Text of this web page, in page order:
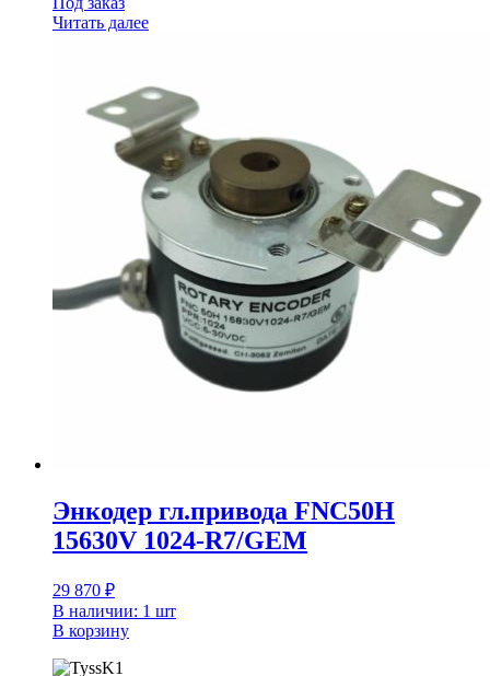
Читать далее
Энкодер гл.привода FNC50H
15630V 1024-R7/GEM
29 870 ₽
В наличии: 1 шт
В корзину